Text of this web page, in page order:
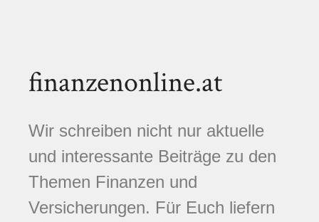
finanzenonline.at
Wir schreiben nicht nur aktuelle
und interessante Beiträge zu den
Themen Finanzen und
Versicherungen. Für Euch liefern